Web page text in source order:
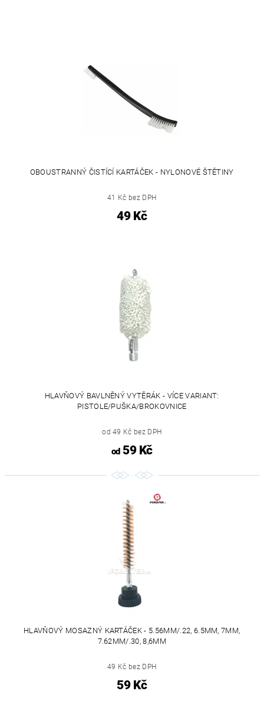
OBOUSTRANNÝ ČISTÍCÍ KARTÁČEK - NYLONOVÉ ŠTĚTINY
41 Kč bez DPH
49 Kč
HLAVŇOVÝ BAVLNĚNÝ VYTĚRÁK - VÍCE VARIANT:
PISTOLE/PUŠKA/BROKOVNICE
od 49 Kč bez DPH
od59 Kč
HLAVŇOVÝ MOSAZNÝ KARTÁČEK - 5.56MM/.22, 6.5MM, 7MM,
7.62MM/.30, 8,6MM
49 Kč bez DPH
59 Kč